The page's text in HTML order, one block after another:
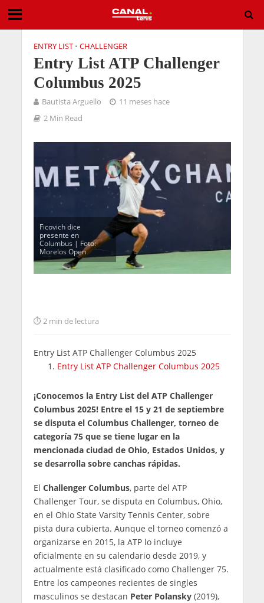
ENTRY LIST • CHALLENGER
Entry List ATP Challenger
Columbus 2025
Bautista Arguello
11 meses hace
2 Min Read
Ficovich dice
presente en
Columbus | Foto:
Morelos Open
2 min de lectura
Entry List ATP Challenger Columbus 2025
Entry List ATP Challenger Columbus 2025
¡Conocemos la Entry List del ATP Challenger
Columbus 2025! Entre el 15 y 21 de septiembre
se disputa el Columbus Challenger, torneo de
categoría 75 que se tiene lugar en la
mencionada ciudad de Ohio, Estados Unidos, y
se desarrolla sobre canchas rápidas.
El Challenger Columbus, parte del ATP
Challenger Tour, se disputa en Columbus, Ohio,
en el Ohio State Varsity Tennis Center, sobre
pista dura cubierta. Aunque el torneo comenzó a
organizarse en 2015, la ATP lo incluye
oficialmente en su calendario desde 2019, y
actualmente está clasificado como Challenger 75.
Entre los campeones recientes de singles
masculinos se destacan Peter Polansky(2019),